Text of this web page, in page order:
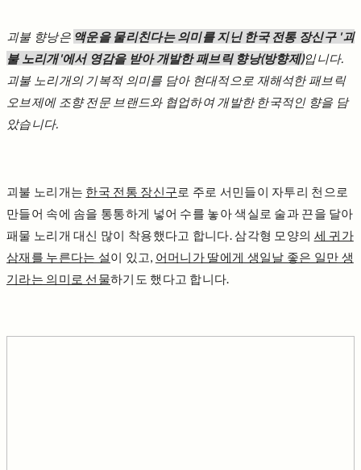
괴불 향낭은 액운을 물리친다는 의미를 지닌 한국 전통 장신구 '괴
불 노리개'에서 영감을 받아 개발한 패브릭 향낭(방향제)입니다.
괴불 노리개의 기복적 의미를 담아 현대적으로 재해석한 패브릭
오브제에 조향 전문 브랜드와 협업하여 개발한 한국적인 향을 담
았습니다.
괴불 노리개는 한국 전통 장신구로 주로 서민들이 자투리 천으로
만들어 속에 솜을 통통하게 넣어 수를 놓아 색실로 술과 끈을 달아
패물 노리개 대신 많이 착용했다고 합니다. 삼각형 모양의 세 귀가
삼재를 누른다는 설이 있고, 어머니가 딸에게 생일날 좋은 일만 생
기라는 의미로 선물하기도 했다고 합니다.